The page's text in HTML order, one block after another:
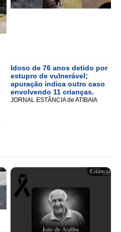
Idoso de 76 anos detido por
estupro de vulnerável;
apuração indica outro caso
envolvendo 11 crianças.
JORNAL ESTÂNCIA de ATIBAIA